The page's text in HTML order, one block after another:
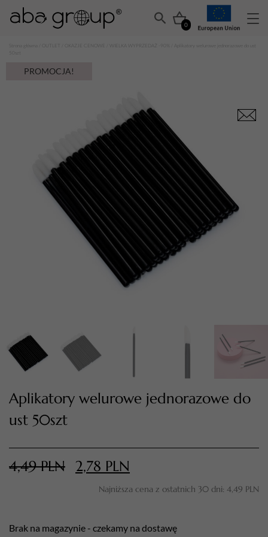
0
OKAZJE CENOWE WIELKA WYPRZEDAŻ -90%
PROMOCJA!
Aplikatory welurowe jednorazowe do
ust 50szt
4,49PLN 2,78 PLN
Najniższa cena z ostatnich 30 dni: 4,49 PLN
Brak na magazynie - czekamy na dostawę